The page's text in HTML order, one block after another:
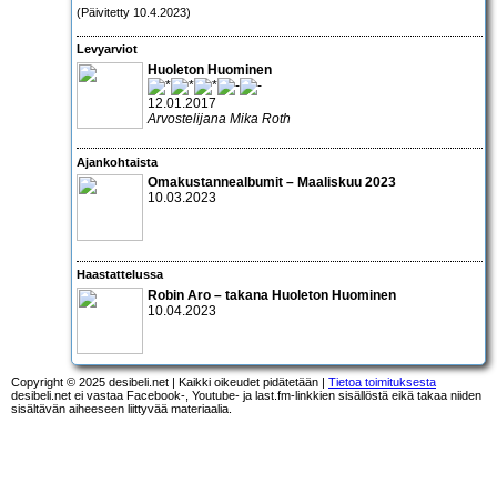
(Päivitetty 10.4.2023)
Levyarviot
Huoleton Huominen
12.01.2017
Arvostelijana Mika Roth
Ajankohtaista
Omakustannealbumit – Maaliskuu 2023
10.03.2023
Haastattelussa
Robin Aro – takana Huoleton Huominen
10.04.2023
Copyright © 2025 desibeli.net | Kaikki oikeudet pidätetään | Tietoa toimituksesta
desibeli.net ei vastaa Facebook-, Youtube- ja last.fm-linkkien sisällöstä eikä takaa niiden
sisältävän aiheeseen liittyvää materiaalia.